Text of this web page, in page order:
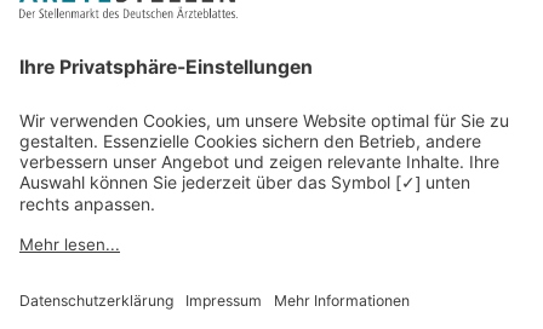
Kontakt
Datenschutz
Newsletter